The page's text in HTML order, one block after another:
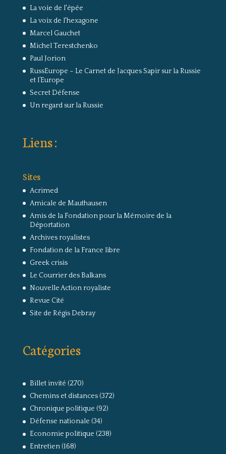
La voie de l'épée
La voix de l'hexagone
Marcel Gauchet
Michel Terestchenko
Paul Jorion
RussEurope – Le Carnet de Jacques Sapir sur la Russie
et l’Europe
Secret Défense
Un regard sur la Russie
Liens :
Sites
Acrimed
Amicale de Mauthausen
Amis de la Fondation pour la Mémoire de la
Déportation
Archives royalistes
Fondation de la France libre
Greek crisis
Le Courrier des Balkans
Nouvelle Action royaliste
Revue Cité
Site de Régis Debray
Catégories
Billet invité (270)
Chemins et distances(372)
Chronique politique (92)
Défense nationale (34)
Economie politique (238)
Entretien(168)